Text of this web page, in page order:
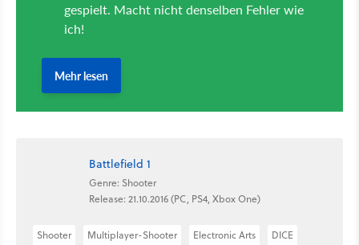
Battlefield 1
Genre: Shooter
Release: 21.10.2016 (PC, PS4, Xbox One)
Shooter Multiplayer-Shooter Electronic Arts DICE